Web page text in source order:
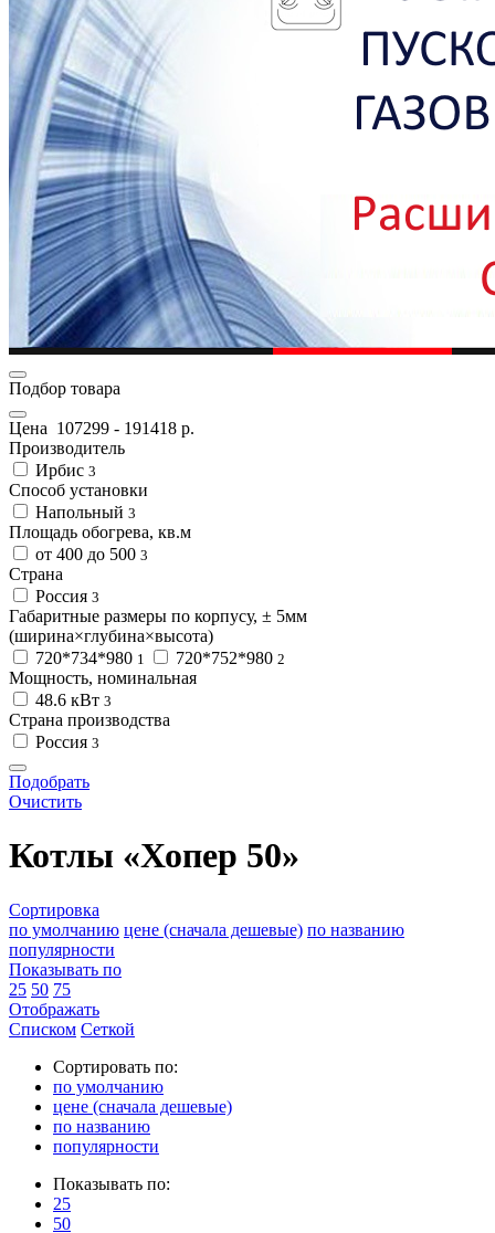
Подбор товара
Цена 107299 - 191418 р.
Производитель
Ирбис 3
Способ установки
Напольный 3
Площадь обогрева, кв.м
от 400 до 500 3
Страна
Россия 3
Габаритные размеры по корпусу, ± 5мм
(ширина×глубина×высота)
720*734*980 1 720*752*980 2
Мощность, номинальная
48.6 кВт 3
Страна производства
Россия 3
Подобрать
Очистить
Котлы «Хопер 50»
Сортировка
по умолчанию цене (сначала дешевые) по названию
популярности
Показывать по
25 50 75
Отображать
Списком Сеткой
Сортировать по:
по умолчанию
цене (сначала дешевые)
по названию
популярности
Показывать по:
25
50